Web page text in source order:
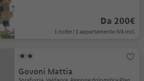
Da 200€
1 notte / 1 appartamento IVA incl.
Govoni Mattia